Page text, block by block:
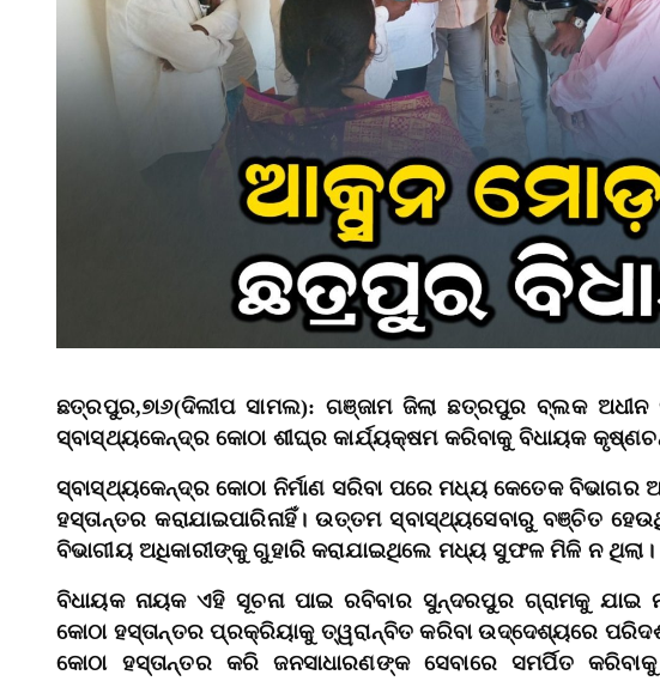
ଛତ୍ରପୁର,୭ା୬(ଦିଲୀପ ସାମଲ): ଗଞ୍ଜାମ ଜିଲା ଛତ୍ରପୁର ବ୍ଲକ
ସ୍ବାସ୍ଥ୍ୟକେନ୍ଦ୍ର କୋଠା ଶୀଘ୍ର କାର୍ଯ୍ୟକ୍ଷମ କରିବାକୁ ବିଧାୟକ
ସ୍ବାସ୍ଥ୍ୟକେନ୍ଦ୍ର କୋଠା ନିର୍ମାଣ ସରିବା ପରେ ମଧ୍ୟ କେତେକ ବିଭାଗର
ହସ୍ତାନ୍ତର କରାଯାଇପାରିନାହିଁ। ଉତ୍ତମ ସ୍ବାସ୍ଥ୍ୟସେବାରୁ ବଞ୍ଚିତ
ବିଭାଗୀୟ ଅଧିକାରୀଙ୍କୁ ଗୁହାରି କରାଯାଇଥିଲେ ମଧ୍ୟ ସୁଫଳ ମିଳି ନ ଥିଲା।
ବିଧାୟକ ନାୟକ ଏହି ସୂଚନା ପାଇ ରବିବାର ସୁନ୍ଦରପୁର ଗ୍ରାମକୁ ଯାଇ
କୋଠା ହସ୍ତାନ୍ତର ପ୍ରକ୍ରିୟାକୁ ତ୍ୱରାନ୍ବିତ କରିବା ଉଦ୍ଦେଶ୍ୟରେ
କୋଠା ହସ୍ତାନ୍ତର କରି ଜନସାଧାରଣଙ୍କ ସେବାରେ ସମର୍ପିତ